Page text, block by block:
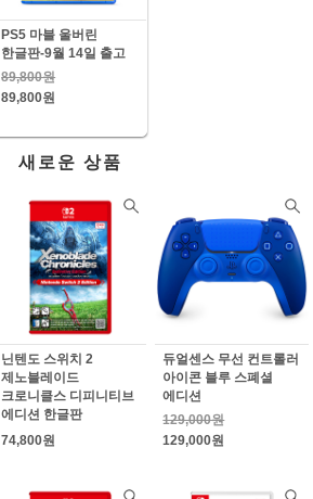
PS5 마블 울버린
한글판-9월 14일 출고
89,800원
89,800원
새로운 상품
닌텐도 스위치 2
제노블레이드
크로니클스 디피니티브
에디션 한글판
74,800원
듀얼센스 무선 컨트롤러
아이콘 블루 스폐셜
에디션
129,000원
129,000원